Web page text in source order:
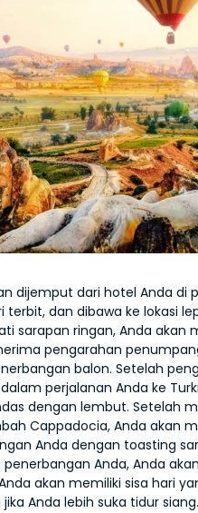
dijemput dari hotel Anda di
terbit, dan dibawa ke lokasi
sarapan ringan, Anda akan
pengarahan
balon. Setelah
perjalanan Anda ke
dengan lembut. Setelah
Cappadocia, Anda akan
Anda dengan toasting
Anda, Anda
akan memiliki sisa hari
Anda lebih suka tidur siang.